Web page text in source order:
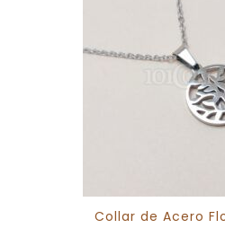
Collar de Acero